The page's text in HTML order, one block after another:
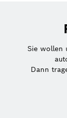
Sie wollen
Dann